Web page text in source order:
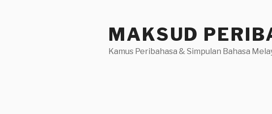
MAKSUD
Kamus Peribahasa & Simpulan Bahasa